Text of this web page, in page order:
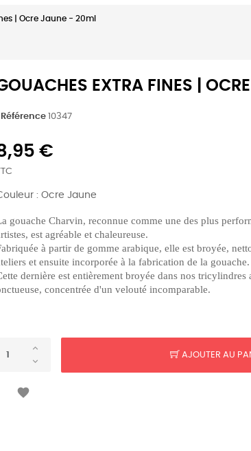
| Ocre Jaune - 20ml
EXTRA FINES |
Référence 10347
€
TTC
: Ocre Jaune
gouache Charvin, reconnue comme une des plus
est agréable et chaleureuse.
à partir de gomme arabique, elle est broyée,
et ensuite incorporée à la fabrication de la gouache.
dernière est entièrement broyée dans nos
concentrée d'un velouté incomparable.
AJOUTER AU
